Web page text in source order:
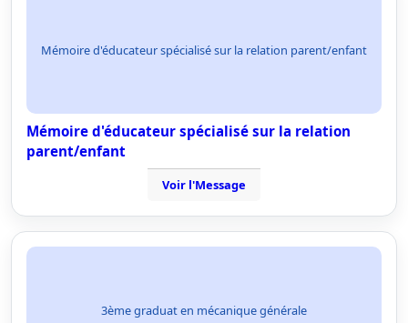
Mémoire d'éducateur spécialisé sur la relation parent/enfant
Mémoire d'éducateur spécialisé sur la relation
parent/enfant
Voir l'Message
3ème graduat en mécanique générale